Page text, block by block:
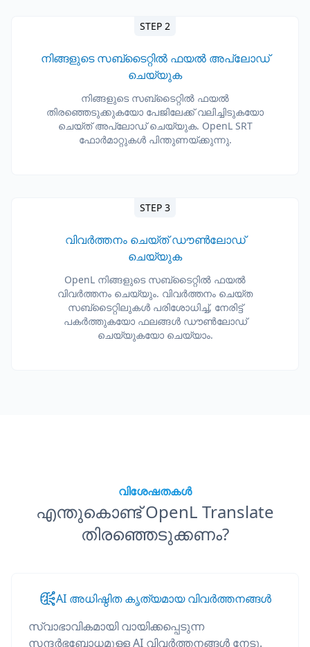
STEP 2
നിങ്ങളുടെ സബ്ടൈറ്റിൽ ഫയൽ അപ്‌ലോഡ്
ചെയ്യുക
നിങ്ങളുടെ സബ്ടൈറ്റിൽ ഫയൽ
തിരഞ്ഞെടുക്കുകയോ പേജിലേക്ക് വലിച്ചിടുകയോ
ചെയ്ത് അപ്‌ലോഡ് ചെയ്യുക. OpenL SRT
ഫോർമാറ്റുകൾ പിന്തുണയ്ക്കുന്നു.
STEP 3
വിവർത്തനം ചെയ്ത് ഡൗൺലോഡ്
ചെയ്യുക
OpenL നിങ്ങളുടെ സബ്ടൈറ്റിൽ ഫയൽ
വിവർത്തനം ചെയ്യും. വിവർത്തനം ചെയ്ത
സബ്ടൈറ്റിലുകൾ പരിശോധിച്ച്, നേരിട്ട്
പകർത്തുകയോ ഫലങ്ങൾ ഡൗൺലോഡ്
ചെയ്യുകയോ ചെയ്യാം.
വിശേഷതകൾ
എന്തുകൊണ്ട് OpenL Translate
തിരഞ്ഞെടുക്കണം?
AI അധിഷ്ഠിത കൃത്യമായ വിവർത്തനങ്ങൾ
സ്വാഭാവികമായി വായിക്കപ്പെടുന്ന
സന്ദർഭബോധമുള്ള AI വിവർത്തനങ്ങൾ നേടൂ.